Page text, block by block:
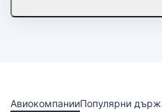
АвиокомпанииПопулярни